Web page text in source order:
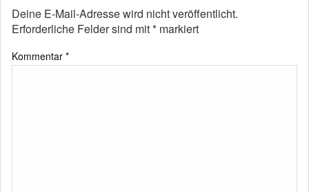
Deine E-Mail-Adresse wird nicht veröffentlicht.
Erforderliche Felder sind mit* markiert
Kommentar *